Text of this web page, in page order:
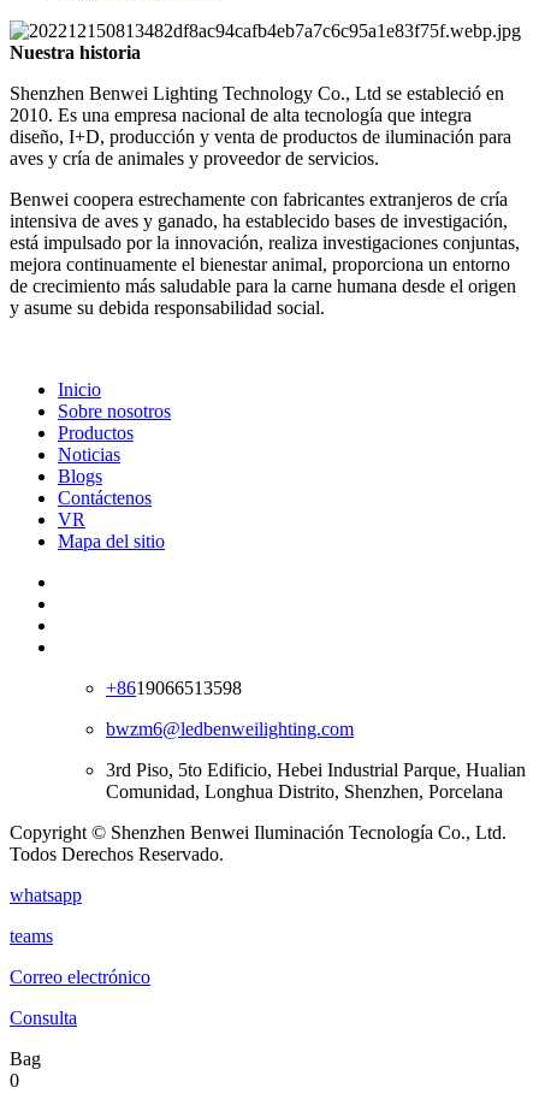
Nuestra historia
Shenzhen Benwei Lighting Technology Co., Ltd se estableció en
2010. Es una empresa nacional de alta tecnología que integra
diseño, I+D, producción y venta de productos de iluminación para
aves y cría de animales y proveedor de servicios.
Benwei coopera estrechamente con fabricantes extranjeros de cría
intensiva de aves y ganado, ha establecido bases de investigación,
está impulsado por la innovación, realiza investigaciones conjuntas,
mejora continuamente el bienestar animal, proporciona un entorno
de crecimiento más saludable para la carne humana desde el origen
y asume su debida responsabilidad social.
Inicio
Sobre nosotros
Productos
Noticias
Blogs
Contáctenos
VR
Mapa del sitio
+8619066513598
bwzm6@ledbenweilighting.com
3rd Piso, 5to Edificio, Hebei Industrial Parque, Hualian
Comunidad, Longhua Distrito, Shenzhen, Porcelana
Copyright © Shenzhen Benwei Iluminación Tecnología Co., Ltd.
Todos Derechos Reservado.
whatsapp
teams
Correo electrónico
Consulta
Bag
0